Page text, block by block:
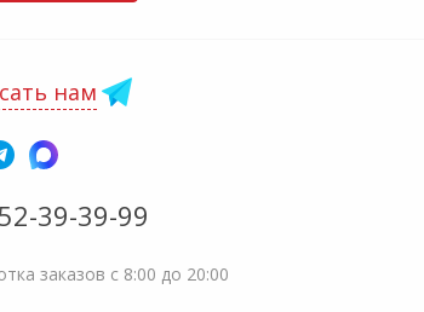
нам
39-39-99
заказов с 8:00 до 20:00